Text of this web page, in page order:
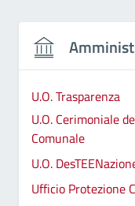
U.O. Trasparenza
U.O. Cerimoniale
Comunale
U.O.
Ufficio Protezione